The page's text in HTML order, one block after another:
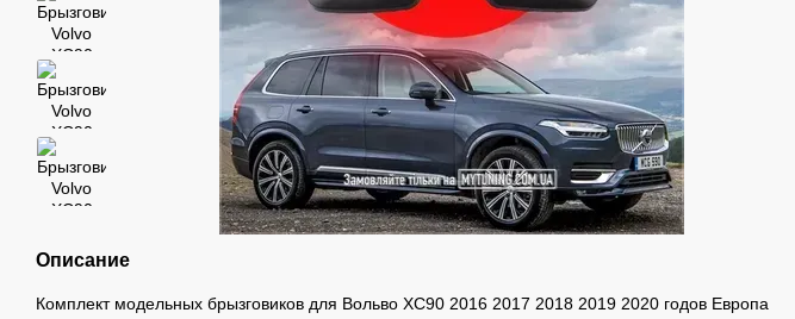
Описание
Комплект модельных брызговиков для Вольво ХС90 2016 2017 2018 2019 2020 годов Европа